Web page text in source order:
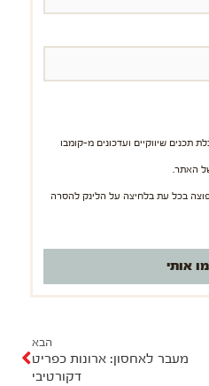
תכנים שיווקיים ועדכונים מ-קומבו
האתר.
בכל עת בלחיצה על הלינק להסרה
אותי
הבא
מעבר לאחסון: ארונות כפריט
דקורטיבי
ב
א